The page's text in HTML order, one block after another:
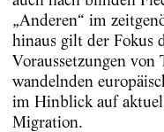
„Anderen“ im
hinaus gilt der Fokus
Voraussetzungen
wandelnden
im Hinblick auf
Migration.